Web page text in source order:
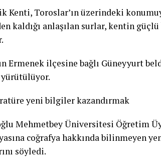
Kenti, Toroslar’ın üzerindeki
kaldığı anlaşılan surlar, kentin
Ermenek ilçesine bağlı Güneyyurt
yürütülüyor.
yeni bilgiler kazandırmak
Mehmetbey Üniversitesi Öğretim
coğrafya hakkında bilinmeyen
söyledi.